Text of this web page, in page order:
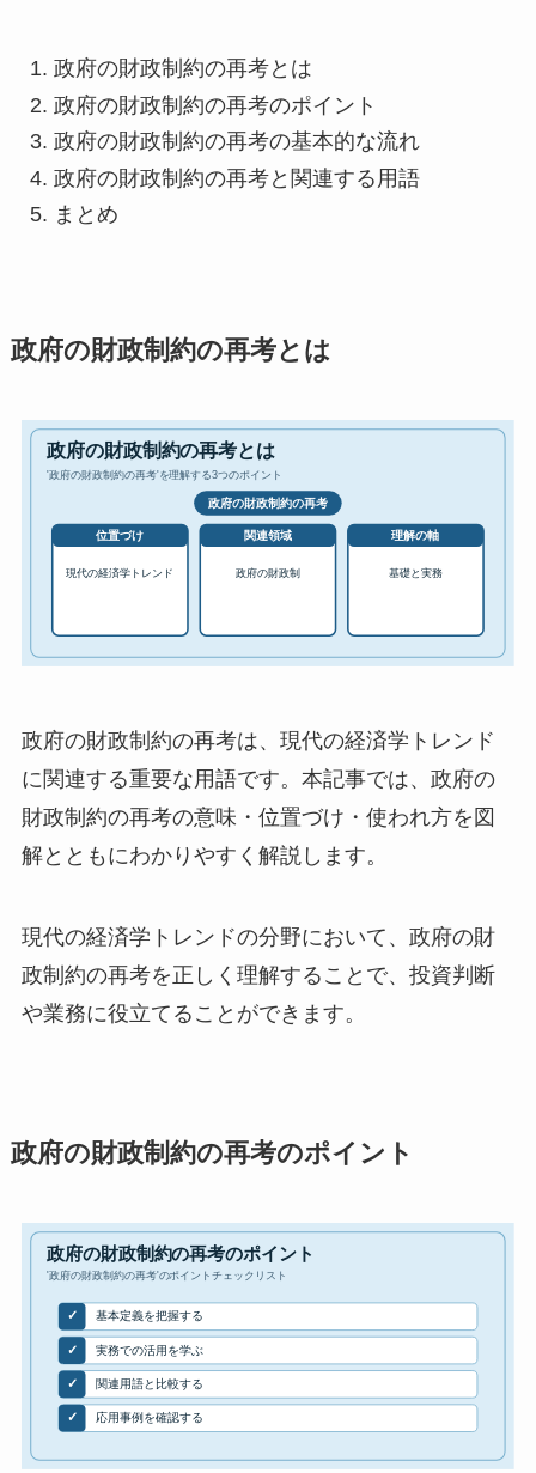
政府の財政制約の再考とは
政府の財政制約の再考のポイント
政府の財政制約の再考の基本的な流れ
政府の財政制約の再考と関連する用語
まとめ
政府の財政制約の再考とは
政府の財政制約の再考は、現代の経済学トレンド
に関連する重要な用語です。本記事では、政府の
財政制約の再考の意味・位置づけ・使われ方を図
解とともにわかりやすく解説します。
現代の経済学トレンドの分野において、政府の財
政制約の再考を正しく理解することで、投資判断
や業務に役立てることができます。
政府の財政制約の再考のポイント